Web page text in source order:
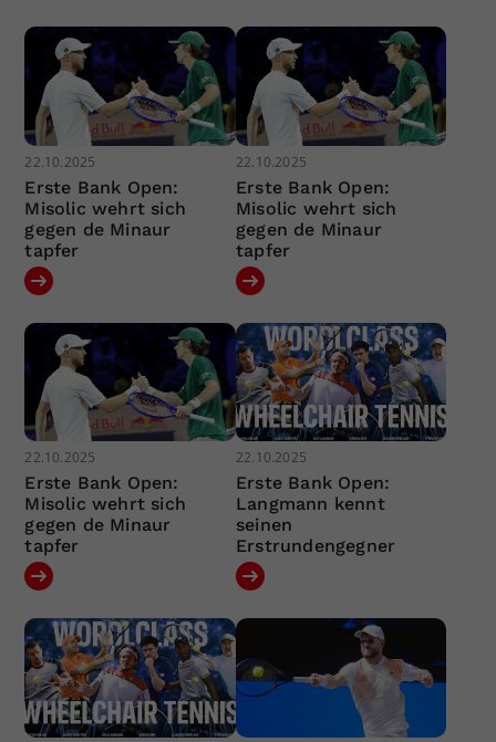
22.10.2025
Erste Bank Open:
Misolic wehrt sich
gegen de Minaur
tapfer
22.10.2025
Erste Bank Open:
Misolic wehrt sich
gegen de Minaur
tapfer
22.10.2025
Erste Bank Open:
Misolic wehrt sich
gegen de Minaur
tapfer
22.10.2025
Erste Bank Open:
Langmann kennt
seinen
Erstrundengegner